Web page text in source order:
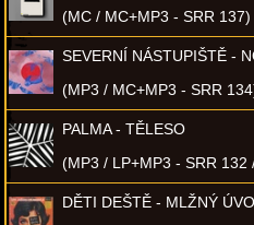
(MC / MC+MP3 - SRR 137)
SEVERNÍ NÁSTUPIŠTĚ -
(MP3 / MC+MP3 - SRR
PALMA - TĚLESO
(MP3 / LP+MP3 - SRR 132
DĚTI DEŠTĚ - MLŽNÝ